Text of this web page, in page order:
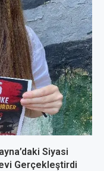
Siyasi
Gerçekleştirdi